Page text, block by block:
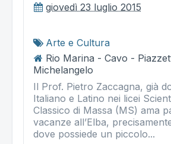
giovedì 23 luglio 2015
Arte e Cultura
Rio Marina - Cavo -
Michelangelo
Il Prof. Pietro Zaccagna, già
Italiano e Latino nei licei
Classico di Massa (MS) ama
vacanze all’Elba,
dove possiede un piccolo...